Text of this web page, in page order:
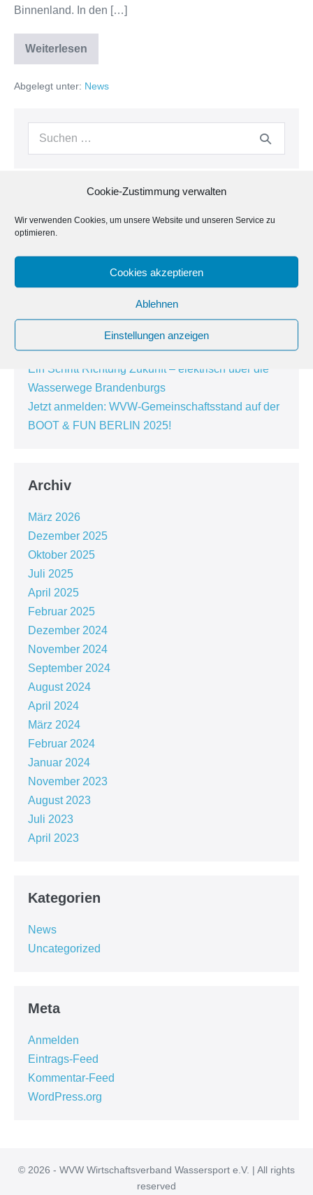
Cookie-Zustimmung verwalten
Wir verwenden Cookies, um unsere Website und unseren Service zu
optimieren.
Cookies akzeptieren
Ablehnen
Einstellungen anzeigen
Binnenland. In den […]
WeiterlesenWassertourismuskonzept
2024
Abgelegt unter: News
Suche
WVW auf der MAGDEBOOT 2026 – 25 Jahre
Bootsmesse Magdeburg
Positionspapier zum Wassertourismus in
Erfolgreiche Premiere der OutVenture Berlin –
WVW erneut vertreten
Ein Schritt Richtung Zukunft – elektrisch über die
Wasserwege Brandenburgs
Jetzt anmelden: WVW-Gemeinschaftsstand auf der
BOOT & FUN BERLIN 2025!
Archiv
März 2026
Dezember 2025
Oktober 2025
Juli 2025
April 2025
Februar 2025
Dezember 2024
November 2024
September 2024
August 2024
April 2024
März 2024
Februar 2024
Januar 2024
November 2023
August 2023
Juli 2023
April 2023
Kategorien
News
Uncategorized
Meta
Anmelden
Eintrags-Feed
Kommentar-Feed
WordPress.org
© 2026 - WVW Wirtschaftsverband Wassersport e.V. | All rights
reserved